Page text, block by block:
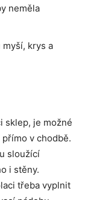
neměla
krys a
sklep, je možné
v chodbě.
sloužící
i stěny.
třeba vyplnit